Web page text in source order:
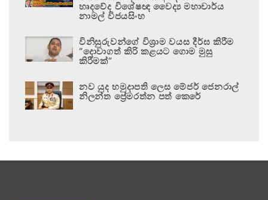
හෘදවේද විශේෂඥ වෛද්‍ය මහාචාර්ය
නාමල් විජයසිංහ
විනිසුරුවන්ගේ විශ්‍රාම වයස දීර්ඝ කිරීම
“දොවාගත් කිරි කළයට ගොම මුසු
කිරීමක්”
නව යුද හමුදාපති ලෙස මේජර් ජෙනරාල්
නිලන්ත ප්‍රේමරත්න පත් කෙරේ